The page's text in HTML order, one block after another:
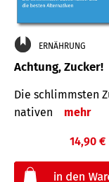
ERNÄHRUNG
Achtung, Zucker!
Die schlimmsten
nativen
mehr
14,90 €